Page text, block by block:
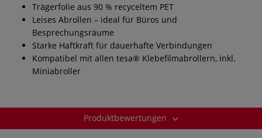
Trägerfolie aus 90 % recyceltem PET
Leises Abrollen – ideal für Büros und
Besprechungsräume
Starke Haftkraft für dauerhafte Verbindungen
Kompatibel mit allen tesa® Klebefilmabrollern, inkl.
Miniabroller
Produktbewertungen